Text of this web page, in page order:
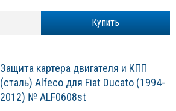
Купить
Защита картера двигателя и КПП
(сталь) Alfeco для Fiat Ducato (1994-
2012) № ALF0608st